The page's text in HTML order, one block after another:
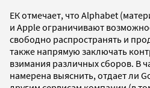
ЕК отмечает, что Alphabet
и Apple ограничивают
свободно распространять и
также напрямую заключать
взимания различных сборов. В
намерена выяснить, отдает ли